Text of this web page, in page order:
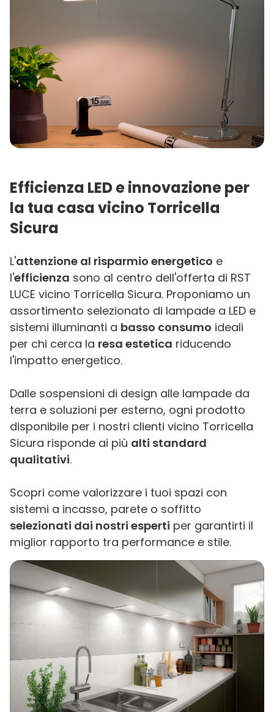
Efficienza LED e innovazione per
la tua casa vicino Torricella
Sicura
L'attenzione al risparmio energetico e
l'efficienza sono al centro dell'offerta di RST
LUCE vicino Torricella Sicura. Proponiamo un
assortimento selezionato di lampade a LED e
sistemi illuminanti a basso consumo ideali
per chi cerca la resa estetica riducendo
l'impatto energetico.
Dalle sospensioni di design alle lampade da
terra e soluzioni per esterno, ogni prodotto
disponibile per i nostri clienti vicino Torricella
Sicura risponde ai più alti standard
qualitativi.
Scopri come valorizzare i tuoi spazi con
sistemi a incasso, parete o soffitto
selezionati dai nostri esperti per garantirti il
miglior rapporto tra performance e stile.